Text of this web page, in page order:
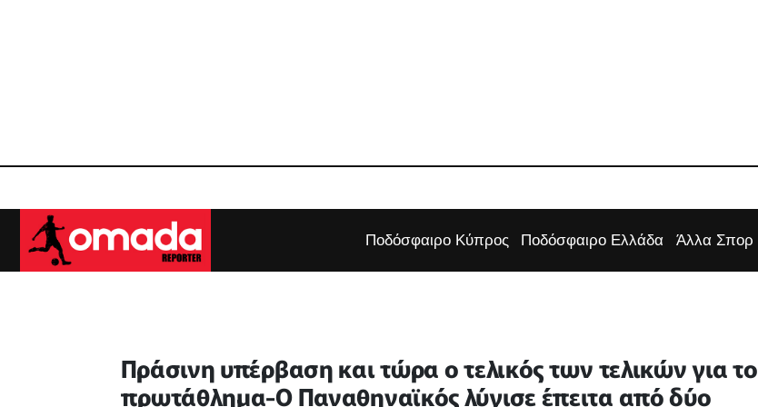
Ποδόσφαιρο Κύπρος Ποδόσφαιρο Ελλάδα Άλλα Σπορ
Πράσινη υπέρβαση και τώρα ο τελικός των τελικών για το
πρωτάθλημα-O Παναθηναϊκός λύγισε έπειτα από δύο